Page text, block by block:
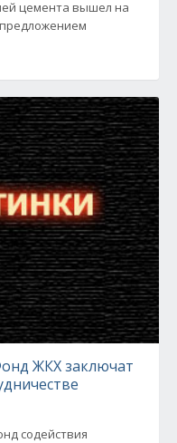
цемента вышел на
ЖКХ заключат
содействия